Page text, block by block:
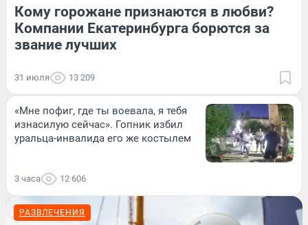
Кому горожане признаются в любви?
Компании Екатеринбурга борются за
звание лучших
31 июля 13 209
«Мне пофиг, где ты воевала, я тебя
изнасилую сейчас». Гопник избил
уральца-инвалида его же костылем
3 часа 12 606
РАЗВЛЕЧЕНИЯ